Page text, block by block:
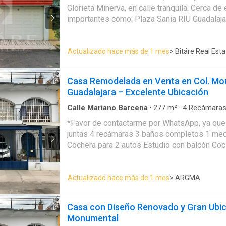
panorámicas hacia el centro histórico,
para contemplar la ciudad. Coronada con
Glorieta Minerva, en calle tranquila. Cerca de escuelas y puntos
importantes como: Plaza Sania RIU Guadalajara Midtown Consulado
-Ante comedor -Comedor -Cocina Integral -
amplia -Jardín -Cuarto de servicio con baño completo Planta alta: -
vestidor y jacuzzi Casa en venta en Arcos Sur , Guadalajara , Jalisco.
PRECIO Y DISPONIBILIDAD SUJETOS A
AVISO. EasyBroker ID: EB-UI3858
Actualizado hace más de 1 mes> Bitáre Real
Casa Remodelada en Venta en Col.
Guadalajara – Excelente Ubicación
Calle Mariano Barcena · 277 m² · 4Recámaras
de servicio ·Electricidad ·Estacionamiento·
Recámara con closet
*Favor de contactarme por WhatsApp, ya
juntas 4 recámaras 3 baños completos 1 medio baño 3 plantas
Cochera para 2 autos Estudio con balcón
completamente remodelada hace 2 años,
Toros Nuevo Progreso, el Parque Belisario
Jalisco y el Centro Médico Nacional de
Actualizado hace más de 1 mes> ARGMA
Casa con Diseño Renovado y Gran
Monumental